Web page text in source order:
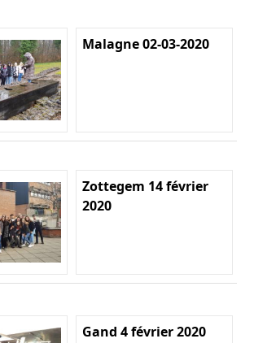
Malagne 02-03-2020
Zottegem 14 février
2020
Gand 4 février 2020